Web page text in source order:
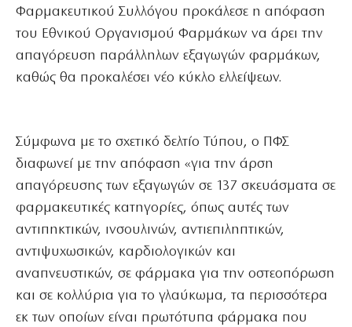
Φαρμακευτικού Συλλόγου προκάλεσε η απόφαση
του Εθνικού Οργανισμού Φαρμάκων να άρει την
απαγόρευση παράλληλων εξαγωγών φαρμάκων,
καθώς θα προκαλέσει νέο κύκλο ελλείψεων.
Σύμφωνα με το σχετικό δελτίο Τύπου, ο ΠΦΣ
διαφωνεί με την απόφαση «για την άρση
απαγόρευσης των εξαγωγών σε 137 σκευάσματα σε
φαρμακευτικές κατηγορίες, όπως αυτές των
αντιπηκτικών, ινσουλινών, αντιεπιληπτικών,
αντιψυχωσικών, καρδιολογικών και
αναπνευστικών, σε φάρμακα για την οστεοπόρωση
και σε κολλύρια για το γλαύκωμα, τα περισσότερα
εκ των οποίων είναι πρωτότυπα φάρμακα που